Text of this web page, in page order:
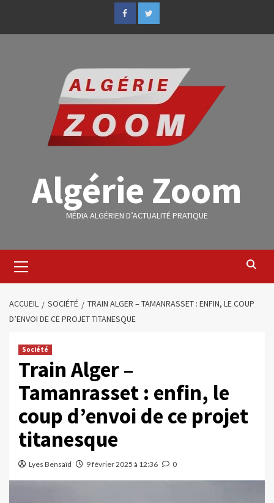
Algérie Zoom
MÉDIA ALGÉRIEN D’ACTUALITÉ PRATIQUE
ACCUEIL SOCIÉTÉ
TRAIN ALGER – TAMANRASSET : ENFIN, LE COUP
D’ENVOI DE CE PROJET TITANESQUE
Société
Train Alger –
Tamanrasset : enfin, le
coup d’envoi de ce projet
titanesque
Lyes Bensaïd 9 février 2025 à 12:36 0